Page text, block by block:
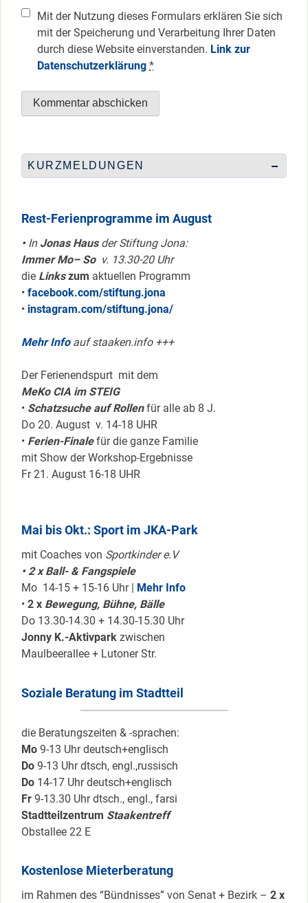
Mit der Nutzung dieses Formulars erklären Sie sich
mit der Speicherung und Verarbeitung Ihrer Daten
durch diese Website einverstanden. Link zur
Datenschutzerklärung *
KURZMELDUNGEN
Rest-Ferienprogramme im August
•InJonas Hausder Stiftung Jona:
Immer Mo– So v. 13.30-20 Uhr
die Linkszum aktuellen Programm
• facebook.com/stiftung.jona
• instagram.com/stiftung.jona/
Mehr Infoauf staaken.info +++
Der Ferienendspurt mit dem
MeKo CIA im STEIG
• Schatzsuche auf Rollenfür alle ab 8 J.
Do 20. August v. 14-18 UHR
• Ferien-Finalefür die ganze Familie
mit Show der Workshop-Ergebnisse
Fr 21. August 16-18 UHR
Mai bis Okt.: Sport im JKA-Park
mit Coaches von Sportkinder e.V
• 2 x Ball- & Fangspiele
Mo 14-15 + 15-16 Uhr | Mehr Info
• 2 x Bewegung, Bühne, Bälle
Do 13.30-14.30 + 14.30-15.30 Uhr
Jonny K.-Aktivpark zwischen
Maulbeerallee + Lutoner Str.
Soziale Beratung im Stadtteil
die Beratungszeiten & -sprachen:
Mo 9-13 Uhr deutsch+englisch
Do 9-13 Uhr dtsch, engl.,russisch
Do 14-17 Uhr deutsch+englisch
Fr 9-13.30 Uhr dtsch., engl., farsi
Stadtteilzentrum Staakentreff
Obstallee 22 E
Kostenlose Mieterberatung
im Rahmen des “Bündnisses” von Senat + Bezirk – 2 x